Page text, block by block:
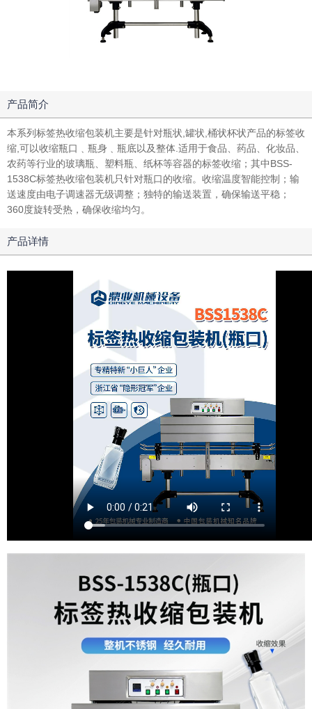
产品简介
本系列标签热收缩包装机主要是针对瓶状,罐状,桶状杯状产品的标签收
缩,可以收缩瓶口﹑瓶身﹑瓶底以及整体.适用于食品、药品、化妆品、
农药等行业的玻璃瓶、塑料瓶、纸杯等容器的标签收缩；其中BSS-
1538C标签热收缩包装机只针对瓶口的收缩。收缩温度智能控制；输
送速度由电子调速器无级调整；独特的输送装置，确保输送平稳；
360度旋转受热，确保收缩均匀。
产品详情